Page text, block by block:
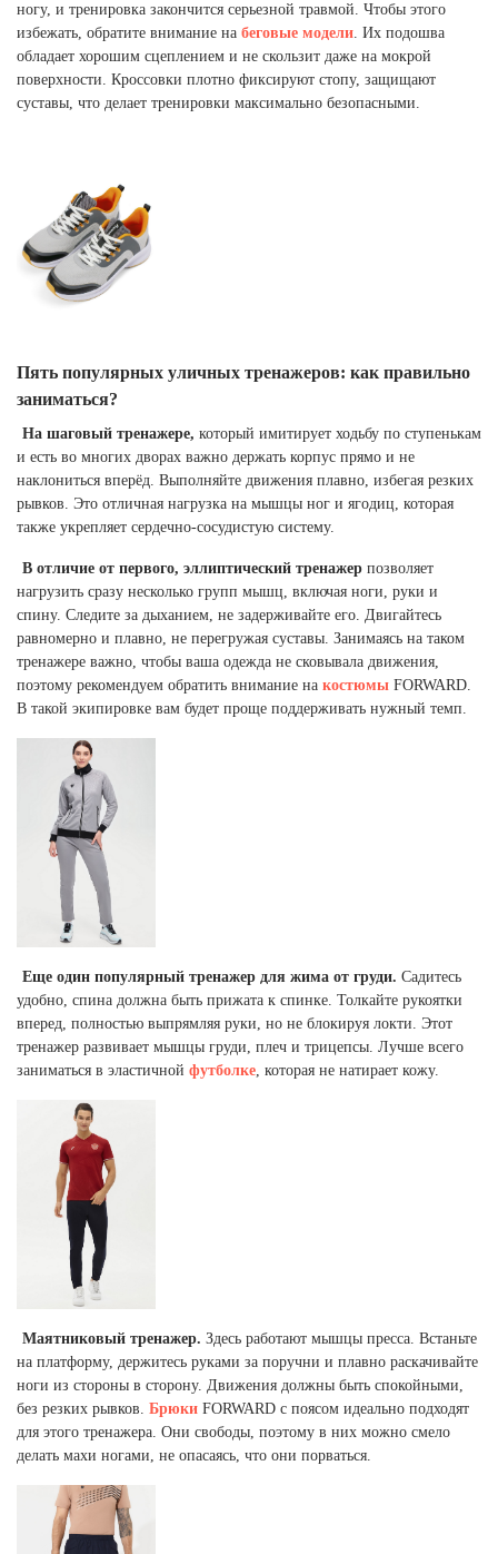
ногу, и тренировка закончится серьезной травмой. Чтобы этого
избежать, обратите внимание на беговые модели. Их подошва
обладает хорошим сцеплением и не скользит даже на мокрой
поверхности. Кроссовки плотно фиксируют стопу, защищают
суставы, что делает тренировки максимально безопасными.
Пять популярных уличных тренажеров: как правильно
заниматься?
На шаговый тренажере, который имитирует ходьбу по ступенькам
и есть во многих дворах важно держать корпус прямо и не
наклониться вперёд. Выполняйте движения плавно, избегая резких
рывков. Это отличная нагрузка на мышцы ног и ягодиц, которая
также укрепляет сердечно-сосудистую систему.
В отличие от первого, эллиптический тренажер позволяет
нагрузить сразу несколько групп мышц, включая ноги, руки и
спину. Следите за дыханием, не задерживайте его. Двигайтесь
равномерно и плавно, не перегружая суставы. Занимаясь на таком
тренажере важно, чтобы ваша одежда не сковывала движения,
поэтому рекомендуем обратить внимание на костюмы FORWARD.
В такой экипировке вам будет проще поддерживать нужный темп.
Еще один популярный тренажер для жима от груди. Садитесь
удобно, спина должна быть прижата к спинке. Толкайте рукоятки
вперед, полностью выпрямляя руки, но не блокируя локти. Этот
тренажер развивает мышцы груди, плеч и трицепсы. Лучше всего
заниматься в эластичной футболке, которая не натирает кожу.
Маятниковый тренажер. Здесь работают мышцы пресса. Встаньте
на платформу, держитесь руками за поручни и плавно раскачивайте
ноги из стороны в сторону. Движения должны быть спокойными,
без резких рывков. Брюки FORWARD с поясом идеально подходят
для этого тренажера. Они свободы, поэтому в них можно смело
делать махи ногами, не опасаясь, что они порваться.